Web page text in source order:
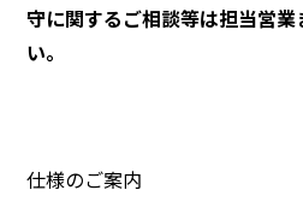
守に関するご相談等は担当営
い。
仕様のご案内